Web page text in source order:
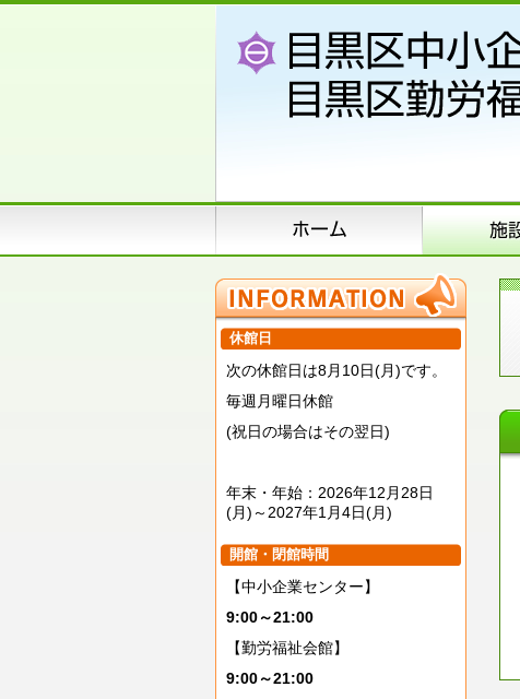
休館日
次の休館日は8月10日(月)です。
毎週月曜日休館
(祝日の場合はその翌日)
年末・年始：2026年12月28日
(月)～2027年1月4日(月)
開館・閉館時間
【中小企業センター】
9:00～21:00
【勤労福祉会館】
9:00～21:00